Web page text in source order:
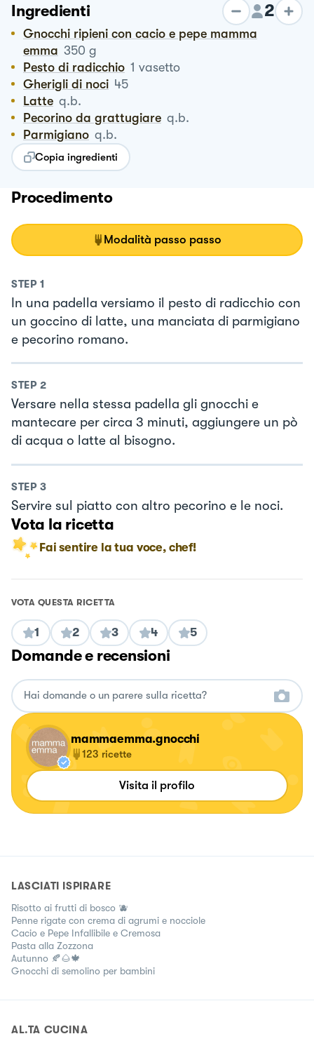
Ingredienti 2
Gnocchi ripieni con cacio e pepe mamma
emma 350 g
Pesto di radicchio 1 vasetto
Gherigli di noci 45
Latte q.b.
Pecorino da grattugiare q.b.
Parmigiano q.b.
Copia ingredienti
Procedimento
Modalità passo passo
STEP 1
In una padella versiamo il pesto di radicchio con
un goccino di latte, una manciata di parmigiano
e pecorino romano.
STEP 2
Versare nella stessa padella gli gnocchi e
mantecare per circa 3 minuti, aggiungere un pò
di acqua o latte al bisogno.
STEP 3
Servire sul piatto con altro pecorino e le noci.
Vota la ricetta
Fai sentire la tua voce, chef!
VOTA QUESTA RICETTA
1 2 3 4 5
Domande e recensioni
mammaemma.gnocchi
123 ricette
Visita il profilo
LASCIATI ISPIRARE
Risotto ai frutti di bosco 🫐
Penne rigate con crema di agrumi e nocciole
Cacio e Pepe Infallibile e Cremosa
Pasta alla Zozzona
Autunno 🍂🌰🍁
Gnocchi di semolino per bambini
AL.TA CUCINA